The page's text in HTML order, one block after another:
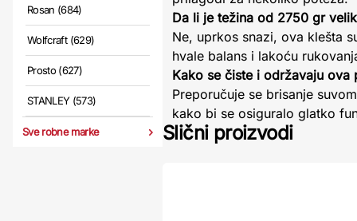
Rosan (684)
Wolfcraft (629)
Prosto (627)
STANLEY (573)
Sve robne marke
Da li je težina od 2750 gr
Ne, uprkos snazi, ova klešta
hvale balans i lakoću
Kako se čiste i održavaju ova
Preporučuje se brisanje
kako bi se osiguralo glatko
Slični proizvodi